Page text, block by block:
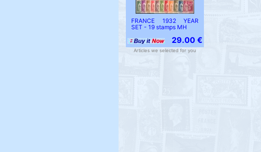
FRANCE 1932 YEAR
SET - 19 stamps MH
29.00 €
Articles we selected for you